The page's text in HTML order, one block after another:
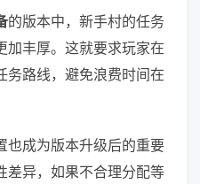
的版本中，新手村的任务
加丰厚。这就要求玩家在
务路线，避免浪费时间在
也成为版本升级后的重要
差异，如果不合理分配等